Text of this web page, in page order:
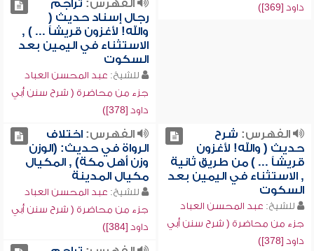
داود [369])
الفهرس: تراجم
رجال إسناد حديث (
والله! لأغزون قريشاً ... ) ,
الاستثناء في اليمين بعد
السكوت
للشيخ: عبد المحسن العباد
جزء من محاضرة ( شرح سنن أبي
داود [378])
الفهرس: شرح
حديث ( والله! لأغزون
قريشاً ... ) من طريق ثانية
, الاستثناء في اليمين بعد
السكوت
للشيخ: عبد المحسن العباد
جزء من محاضرة ( شرح سنن أبي
داود [378])
الفهرس:اختلاف
الرواة في حديث: (الوزن
وزن أهل مكة) , المكيال
مكيال المدينة
للشيخ: عبد المحسن العباد
جزء من محاضرة ( شرح سنن أبي
داود [384])